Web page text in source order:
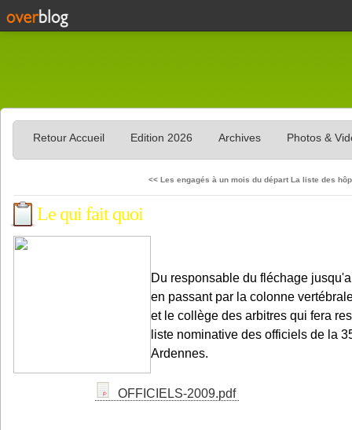
Retour Accueil Edition 2026 Archives Photos &
<< Les engagés à un mois du départ La liste des
Le qui fait quoi
Du responsable du fléchage
en passant par la colonne
et le collège des arbitres qui fera
liste nominative des officiels de la
Ardennes.
OFFICIELS-2009.pdf